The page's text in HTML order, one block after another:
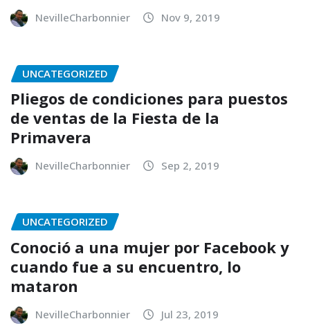
NevilleCharbonnier Nov 9, 2019
UNCATEGORIZED
Pliegos de condiciones para puestos
de ventas de la Fiesta de la
Primavera
NevilleCharbonnier Sep 2, 2019
UNCATEGORIZED
Conoció a una mujer por Facebook y
cuando fue a su encuentro, lo
mataron
NevilleCharbonnier Jul 23, 2019